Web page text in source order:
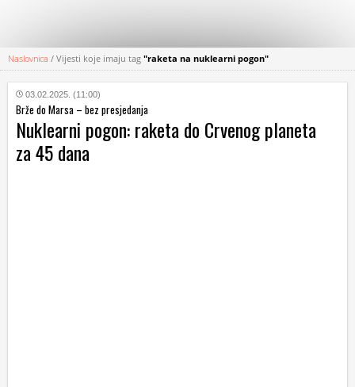
KATEGORIJE
HRVATSKI
WEB
Naslovnica / Vijesti koje imaju tag "raketa na nuklearni pogon"
03.02.2025. (11:00)
Brže do Marsa – bez presjedanja
Nuklearni pogon: raketa do Crvenog planeta
za 45 dana